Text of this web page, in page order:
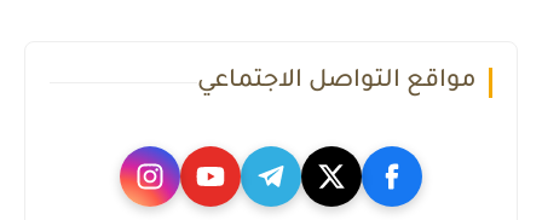
مواقع التواصل الاجتماعي